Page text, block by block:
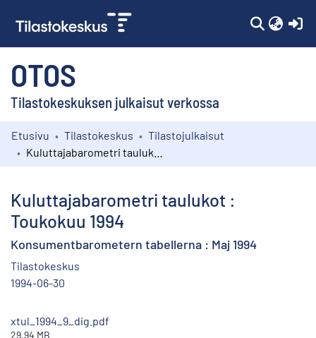
OTOS
Tilastokeskuksen julkaisut verkossa
Kokoelmat
Etusivu Tilastokeskus
Tilastojulkaisut
Kuluttajabarometri taulukot :
Toukokuu 1994
Konsumentbarometern tabellerna : Maj 1994
Tilastokeskus
1994-06-30
xtul_1994_9_dig.pdf
29.94 MB